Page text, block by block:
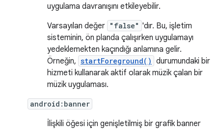
uygulama davranışını etkileyebilir.
Varsayılan değer "false" 'dır. Bu, işletim
sisteminin, ön planda çalışırken uygulamayı
yedeklemekten kaçındığı anlamına gelir.
Örneğin, startForeground() durumundaki bir
hizmeti kullanarak aktif olarak müzik çalan bir
müzik uygulaması.
android:banner
İlişkili öğesi için genişletilmiş bir grafik banner